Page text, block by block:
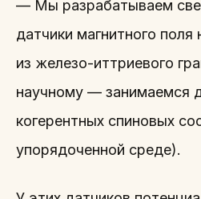
— Мы разрабатываем
датчики магнитного поля
из железо-иттриевого
научному — занимаемся
когерентных спиновых
упорядоченной среде).